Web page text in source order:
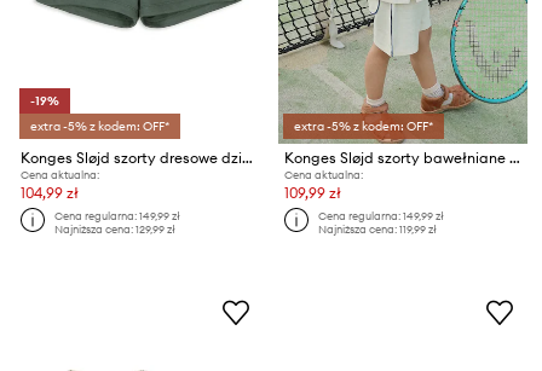
-19%
extra -5% z kodem: OFF*
Konges Sløjd szorty dresowe dziecięce z bawełną LOU SWEAT SHORTS OCS
Cena aktualna:
104,99 zł
Cena regularna:149,99 zł
Najniższa cena:129,99 zł
extra -5% z kodem: OFF*
Konges Sløjd szorty bawełniane dziecięce FLORIAN SHORTS GOTS
Cena aktualna:
109,99 zł
Cena regularna:149,99 zł
Najniższa cena:119,99 zł